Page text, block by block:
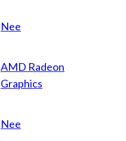
Nee
AMD Radeon
Graphics
Nee